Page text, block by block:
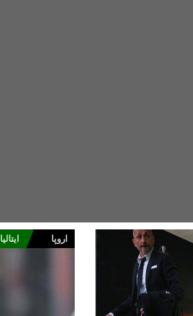
اروپا ایتالیا